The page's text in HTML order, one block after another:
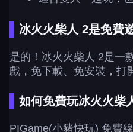
冰火火柴人 2是免費
是的！冰火火柴人 2是一
戲，免下載、免安裝，打
如何免費玩冰火火柴
PIGame(小豬快玩) 免費